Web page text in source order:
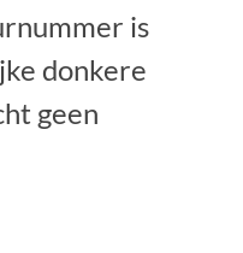
is
donkere
geen